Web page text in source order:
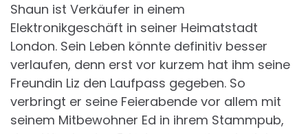
Shaun ist Verkäufer in einem
Elektronikgeschäft in seiner Heimatstadt
London. Sein Leben könnte definitiv besser
verlaufen, denn erst vor kurzem hat ihm seine
Freundin Liz den Laufpass gegeben. So
verbringt er seine Feierabende vor allem mit
seinem Mitbewohner Ed in ihrem Stammpub,